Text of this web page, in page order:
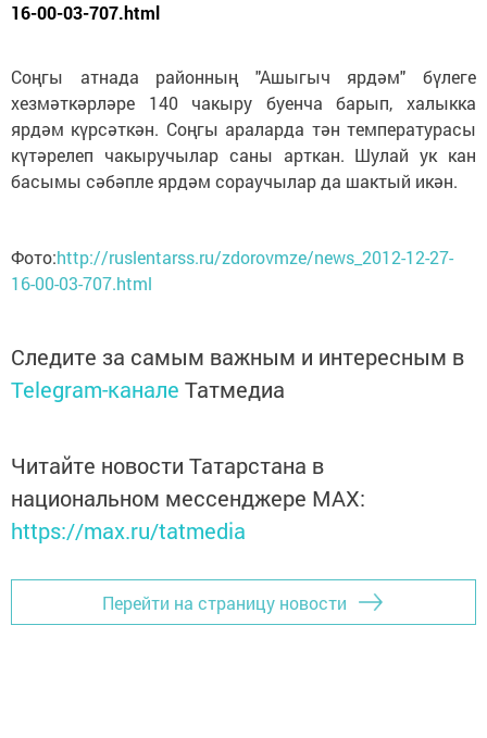
16-00-03-707.html
Соңгы атнада районның "Ашыгыч ярдәм" бүлеге
хезмәткәрләре 140 чакыру буенча барып, халыкка
ярдәм күрсәткән. Соңгы араларда тән температурасы
күтәрелеп чакыручылар саны арткан. Шулай ук кан
басымы сәбәпле ярдәм сораучылар да шактый икән.
Фото:http://ruslentarss.ru/zdorovmze/news_2012-12-27-
16-00-03-707.html
Следите за самым важным и интересным в
Telegram-канале Татмедиа
Читайте новости Татарстана в
национальном мессенджере MАХ:
https://max.ru/tatmedia
Перейти на страницу новости